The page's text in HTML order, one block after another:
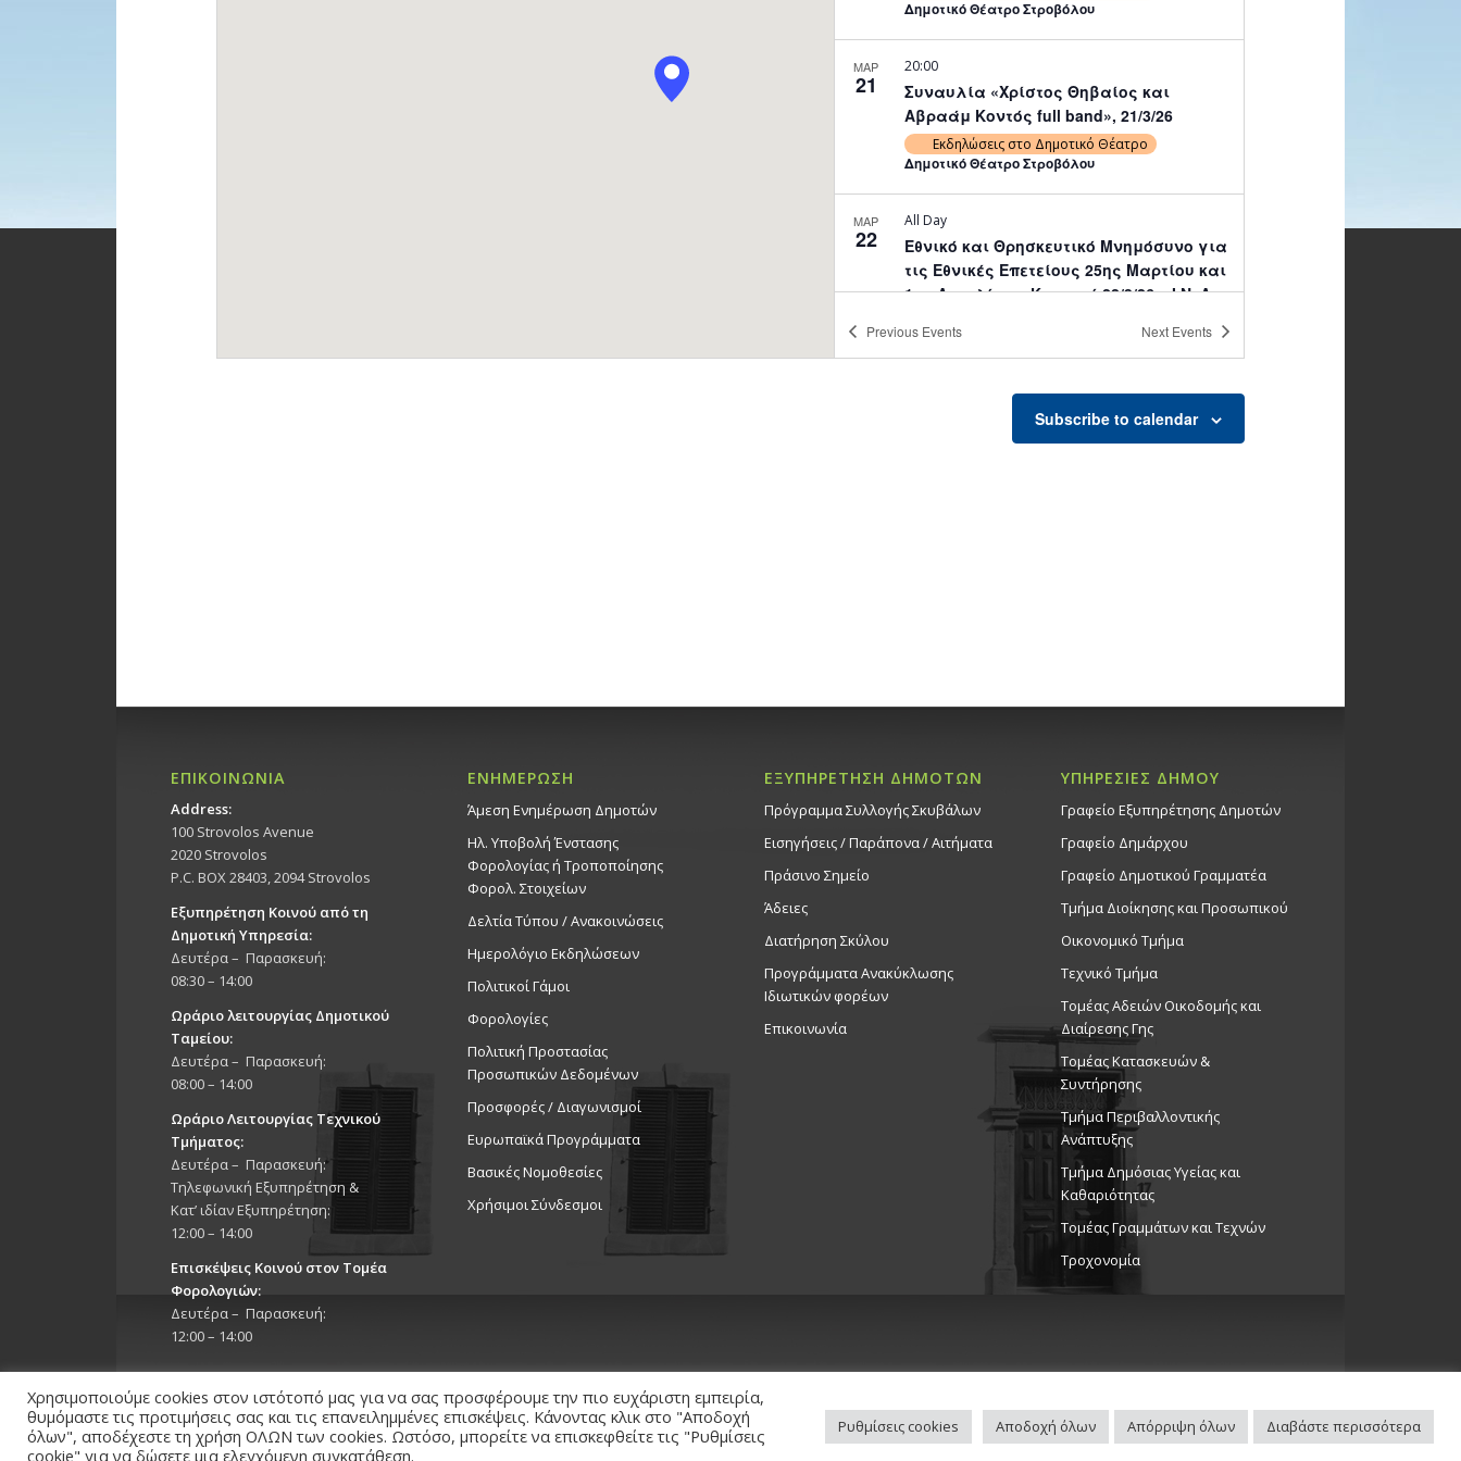
Δημοτικό Θέατρο Στροβόλου
ΜΑΡ
21
Συναυλία «Χρίστος Θηβαίος και
Αβραάμ Κοντός full band», 21/3/26
20:00
Εκδηλώσεις στο Δημοτικό Θέατρο
Δημοτικό Θέατρο Στροβόλου
ΜΑΡ
22
Εθνικό και Θρησκευτικό Μνημόσυνο για
τις Εθνικές Επετείους 25ης Μαρτίου και
1ης Απριλίου – Κυριακή 22/3/26 – Ι.Ν. Απ.
Στρόβολος ΙΙΙ)
All Day
Αιθ. εκδηλώσεων Ι.Ν. Απ. Ανδρέα
26
Θεατρική Παράσταση «Ράφτης κυριών»,
26/3/26
Εκδηλώσεις στο Δημοτικό Θέατρο
Δημοτικό Θέατρο Στροβόλου
28
Παράσταση χορού «Show 2026», 29/3/26
Εκδηλώσεις στο Δημοτικό Θέατρο
Δημοτικό Θέατρο Στροβόλου
Previous Events Next Events
Subscribe to calendar
ΕΠΙΚΟΙΝΩΝΙΑ
Address:
100 Strovolos Avenue
2020 Strovolos
P.C. BOX 28403, 2094 Strovolos
Εξυπηρέτηση Κοινού από τη
Δημοτική Υπηρεσία:
Δευτέρα – Παρασκευή:
08:30 – 14:00
Ωράριο λειτουργίας Δημοτικού
Ταμείου:
Δευτέρα – Παρασκευή:
08:00 – 14:00
Ωράριο Λειτουργίας Τεχνικού
Τμήματος:
Δευτέρα – Παρασκευή:
Τηλεφωνική Εξυπηρέτηση &
Κατ’ ιδίαν Εξυπηρέτηση:
12:00 – 14:00
Επισκέψεις Κοινού στον Τομέα
Φορολογιών:
Δευτέρα – Παρασκευή:
12:00 – 14:00
ΕΝΗΜΕΡΩΣΗ
Άμεση Ενημέρωση Δημοτών
Ηλ. Υποβολή Ένστασης
Φορολογίας ή Τροποποίησης
Φορολ. Στοιχείων
Δελτία Τύπου / Ανακοινώσεις
Ημερολόγιο Εκδηλώσεων
Πολιτικοί Γάμοι
Φορολογίες
Πολιτική Προστασίας
Προσωπικών Δεδομένων
Προσφορές / Διαγωνισμοί
Ευρωπαϊκά Προγράμματα
Βασικές Νομοθεσίες
Χρήσιμοι Σύνδεσμοι
ΕΞΥΠΗΡΕΤΗΣΗ ΔΗΜΟΤΩΝ
Πρόγραμμα Συλλογής Σκυβάλων
Εισηγήσεις / Παράπονα / Αιτήματα
Πράσινο Σημείο
Άδειες
Διατήρηση Σκύλου
Προγράμματα Ανακύκλωσης
Ιδιωτικών φορέων
Επικοινωνία
ΥΠΗΡΕΣΙΕΣ ΔΗΜΟΥ
Γραφείο Εξυπηρέτησης Δημοτών
Γραφείο Δημάρχου
Γραφείο Δημοτικού Γραμματέα
Τμήμα Διοίκησης και Προσωπικού
Οικονομικό Τμήμα
Τεχνικό Τμήμα
Τομέας Αδειών Οικοδομής και
Διαίρεσης Γης
Τομέας Κατασκευών &
Συντήρησης
Τμήμα Περιβαλλοντικής
Ανάπτυξης
Tμήμα Δημόσιας Υγείας και
Καθαριότητας
Τομέας Γραμμάτων και Τεχνών
Τροχονομία
Copyright 2026 © Δήμος Στροβόλου, All Rights Reserved. / Powered by
Χρησιμοποιούμε cookies στον ιστότοπό μας για να σας προσφέρουμε την πιο ευχάριστη εμπειρία,
θυμόμαστε τις προτιμήσεις σας και τις επανειλημμένες επισκέψεις. Κάνοντας κλικ στο "Αποδοχή
όλων", αποδέχεστε τη χρήση ΟΛΩΝ των cookies. Ωστόσο, μπορείτε να επισκεφθείτε τις "Ρυθμίσεις
cookie" για να δώσετε μια ελεγχόμενη συγκατάθεση.
Ρυθμίσεις cookies Αποδοχή όλων Απόρριψη όλων Διαβάστε περισσότερα